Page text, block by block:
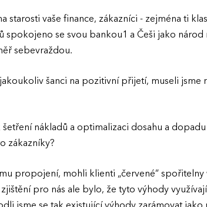
starosti vaše finance, zákazníci - zejména ti
spokojeno se svou bankou1 a Češi jako
sebevraždou.
šanci na pozitivní přijetí, museli jsme
nákladů a optimalizaci dosahu a
zákazníky?
propojení, mohli klienti „červené”
pro nás ale bylo, že tyto výhody